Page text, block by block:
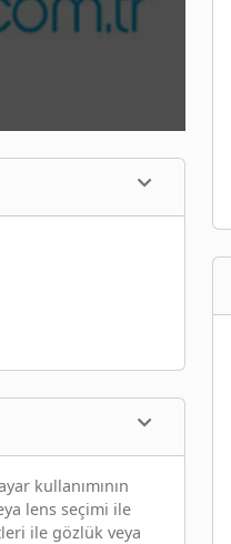
kullanımının
lens seçimi ile
ile gözlük veya